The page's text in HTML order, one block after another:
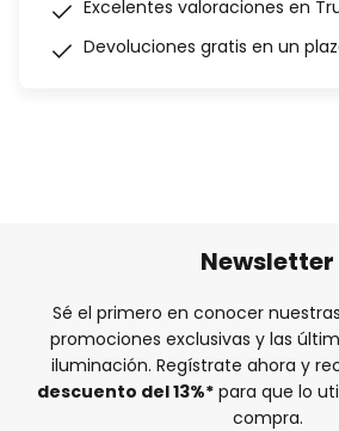
Excelentes valoraciones en
Devoluciones gratis en un
Newsletter
Sé el primero en conocer
promociones exclusivas y las
iluminación. Regístrate ahora y
descuento del13%* para que lo
compra.